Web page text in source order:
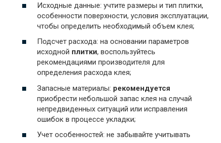
Исходные данные: учтите размеры и тип плитки,
особенности поверхности, условия эксплуатации,
чтобы определить необходимый объем клея;
Подсчет расхода: на основании параметров
исходной плитки, воспользуйтесь
рекомендациями производителя для
определения расхода клея;
Запасные материалы: рекомендуется
приобрести небольшой запас клея на случай
непредвиденных ситуаций или исправления
ошибок в процессе укладки;
Учет особенностей: не забывайте учитывать